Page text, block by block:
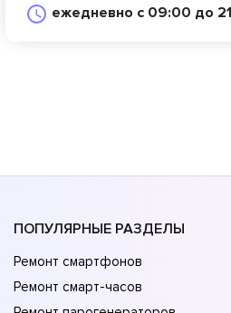
ежедневно с 09:00 до
ПОПУЛЯРНЫЕ РАЗДЕЛЫ
Ремонт смартфонов
Ремонт смарт-часов